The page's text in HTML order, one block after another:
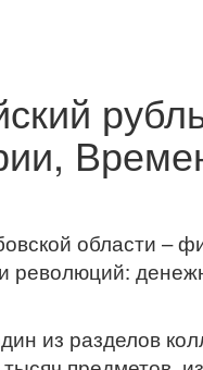
области –
революций:
из разделов